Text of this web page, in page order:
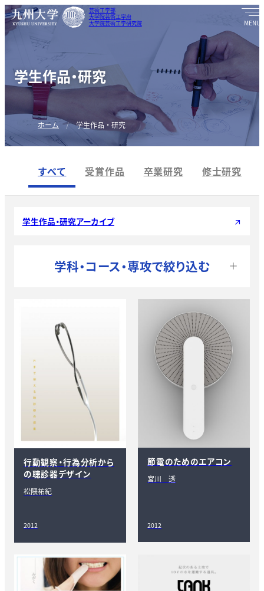
芸術工学部
大学院芸術工学府
大学院芸術工学研究院
学生作品・研究
ホーム 学生作品・研究
すべて 受賞作品 卒業研究 修士研究
学生作品・研究アーカイブ arrow_outward
学科・コース・専攻で絞り込む
行動観察・行為分析から
の聴診器デザイン
松隈祐紀
2012
節電のためのエアコン
宮川 透
2012